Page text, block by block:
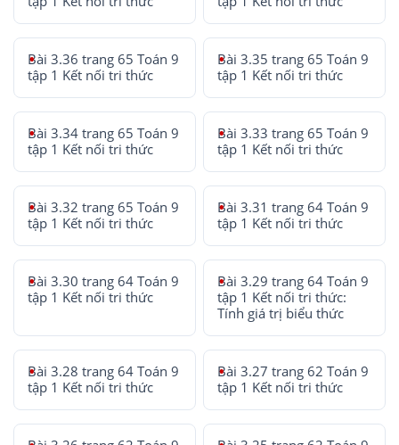
Bài 3.36 trang 65 Toán 9
tập 1 Kết nối tri thức
Bài 3.35 trang 65 Toán 9
tập 1 Kết nối tri thức
Bài 3.34 trang 65 Toán 9
tập 1 Kết nối tri thức
Bài 3.33 trang 65 Toán 9
tập 1 Kết nối tri thức
Bài 3.32 trang 65 Toán 9
tập 1 Kết nối tri thức
Bài 3.31 trang 64 Toán 9
tập 1 Kết nối tri thức
Bài 3.30 trang 64 Toán 9
tập 1 Kết nối tri thức
Bài 3.29 trang 64 Toán 9
tập 1 Kết nối tri thức:
Tính giá trị biểu thức
Bài 3.28 trang 64 Toán 9
tập 1 Kết nối tri thức
Bài 3.27 trang 62 Toán 9
tập 1 Kết nối tri thức